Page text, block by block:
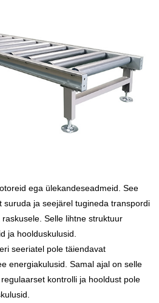
ega ülekandeseadmeid. See
suruda ja seejärel tugineda transpordi
Selle lihtne struktuur
ja hoolduskulusid.
seeriatel pole täiendavat
energiakulusid. Samal ajal on selle
kontrolli ja hooldust pole